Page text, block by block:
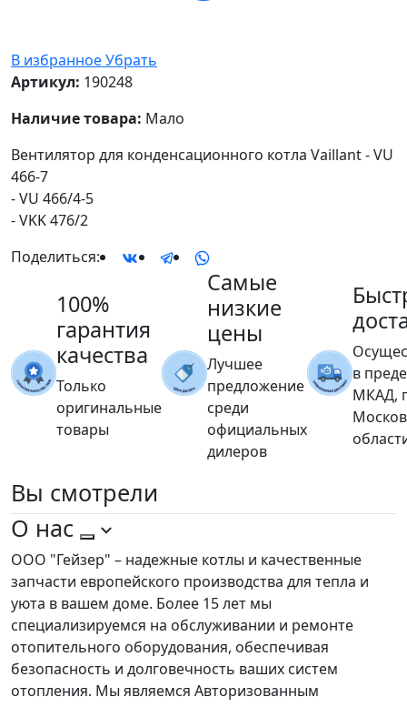
В избранноеУбрать
Артикул: 190248
Наличие товара: Мало
Вентилятор для конденсационного котла Vaillant - VU
466-7
- VU 466/4-5
- VKK 476/2
Поделиться:
100%
гарантия
качества
Только
оригинальные
товары
Самые
низкие
цены
Лучшее
предложение
среди
официальных
дилеров
в
МКАД,
Вы смотрели
О нас
ООО "Гейзер" – надежные котлы и качественные
запчасти европейского производства для тепла и
уюта в вашем доме. Более 15 лет мы
специализируемся на обслуживании и ремонте
отопительного оборудования, обеспечивая
безопасность и долговечность ваших систем
отопления. Мы являемся Авторизованным